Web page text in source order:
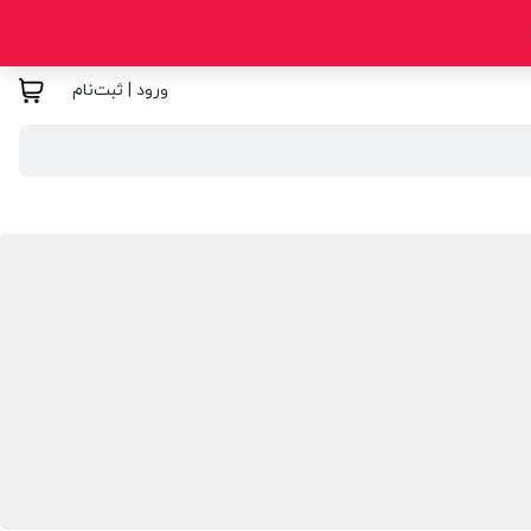
ورود | ثبت‌نام